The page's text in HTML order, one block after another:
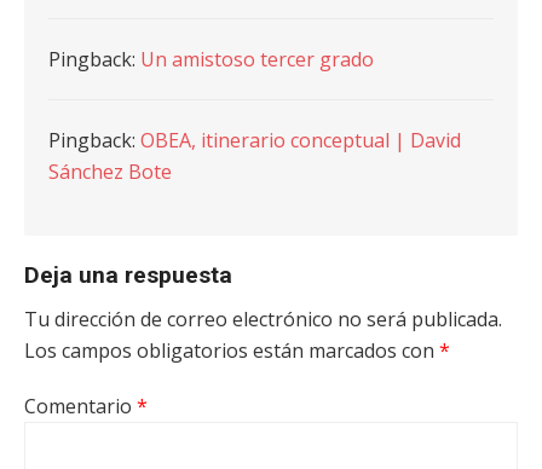
Pingback: Un amistoso tercer grado
Pingback: OBEA, itinerario conceptual | David
Sánchez Bote
Deja una respuesta
Tu dirección de correo electrónico no será publicada.
Los campos obligatorios están marcados con *
Comentario *